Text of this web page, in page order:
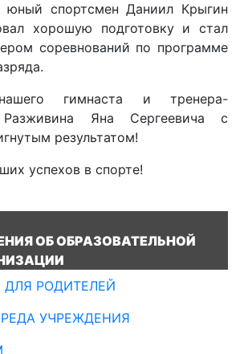
ОБ ОБРАЗОВАТЕЛЬНОЙ
РОДИТЕЛЕЙ
УЧРЕЖДЕНИЯ
юный спортсмен Даниил Крыгин
хорошую подготовку и стал
соревнований по программе
гимнаста и тренера-
Разживина Яна Сергеевича с
результатом!
успехов в спорте!